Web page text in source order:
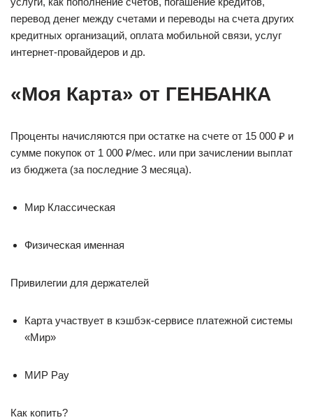
перевод денег между счетами и переводы на счета других
кредитных организаций, оплата мобильной связи, услуг
интернет-провайдеров и др.
«Моя Карта» от ГЕНБАНКА
Проценты начисляются при остатке на счете от 15 000 ₽ и
сумме покупок от 1 000 ₽/мес. или при зачислении выплат
из бюджета (за последние 3 месяца).
Мир Классическая
Физическая именная
Привилегии для держателей
Карта участвует в кэшбэк-сервисе платежной системы
«Мир»
МИР Pay
Как копить?